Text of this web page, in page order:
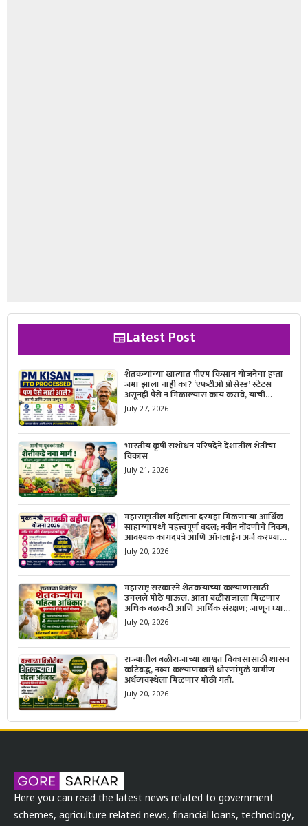
Latest Post
शेतकऱ्यांच्या खात्यात पीएम किसान योजनेचा हप्ता
जमा झाला नाही का? ‘एफटीओ प्रोसेस्ड’ स्टेटस
असूनही पैसे न मिळाल्यास काय करावे, याची
सविस्तर माहिती जाणून घ्या.
July 27, 2026
भारतीय कृषी संशोधन परिषदेने देशातील शेतीचा
विकास
July 21, 2026
महाराष्ट्रातील महिलांना दरमहा मिळणाऱ्या आर्थिक
साहाय्यामध्ये महत्त्वपूर्ण बदल; नवीन नोंदणीचे निकष,
आवश्यक कागदपत्रे आणि ऑनलाईन अर्ज करण्याची
सोपी प्रक्रिया जाणून घ्या.
July 20, 2026
महाराष्ट्र सरकारने शेतकऱ्यांच्या कल्याणासाठी
उचलले मोठे पाऊल, आता बळीराजाला मिळणार
अधिक बळकटी आणि आर्थिक संरक्षण; जाणून घ्या
सरकारचा नवा संकल्प.
July 20, 2026
राज्यातील बळीराजाच्या शाश्वत विकासासाठी शासन
कटिबद्ध, नव्या कल्याणकारी धोरणांमुळे ग्रामीण
अर्थव्यवस्थेला मिळणार मोठी गती.
July 20, 2026
Here you can read the latest news related to government
schemes, agriculture related news, financial loans, technology,